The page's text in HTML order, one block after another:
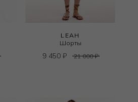
LEAH
Шорты
9 450 ₽ 21 000₽